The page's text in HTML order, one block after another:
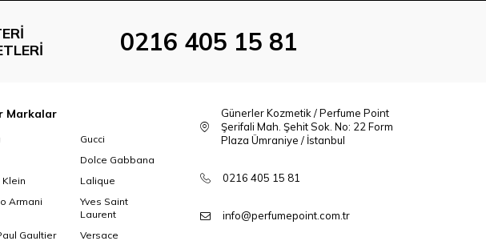
0216 405 15 81
Markalar
Gucci
Dolce Gabbana
Klein
Lalique
Armani
Yves Saint
Laurent
Gaultier
Versace
Günerler Kozmetik / Perfume Point
Şerifali Mah. Şehit Sok. No: 22 Form
Plaza Ümraniye / İstanbul
0216 405 15 81
info@perfumepoint.com.tr